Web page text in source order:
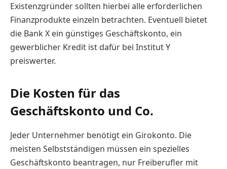
Existenzgründer sollten hierbei alle erforderlichen
Finanzprodukte einzeln betrachten. Eventuell bietet
die Bank X ein günstiges Geschäftskonto, ein
gewerblicher Kredit ist dafür bei Institut Y
preiswerter.
Die Kosten für das
Geschäftskonto und Co.
Jeder Unternehmer benötigt ein Girokonto. Die
meisten Selbstständigen müssen ein spezielles
Geschäftskonto beantragen, nur Freiberufler mit